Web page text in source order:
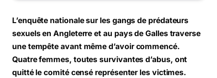
L’enquête nationale sur les gangs de prédateurs
sexuels en Angleterre et au pays de Galles traverse
une tempête avant même d’avoir commencé.
Quatre femmes, toutes survivantes d’abus, ont
quitté le comité censé représenter les victimes.